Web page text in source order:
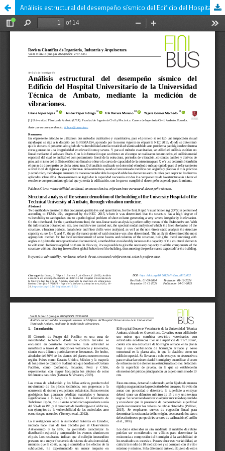
Análisis estructural del desempeño sísmico del Edificio del Hospital Universitario de la Universidad Técnica de Ambato, mediante la medición de vibraciones.